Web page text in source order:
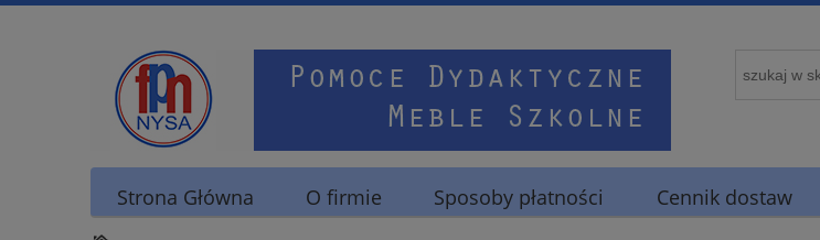
Strona Główna O firmie Sposoby płatności Cennik dostaw